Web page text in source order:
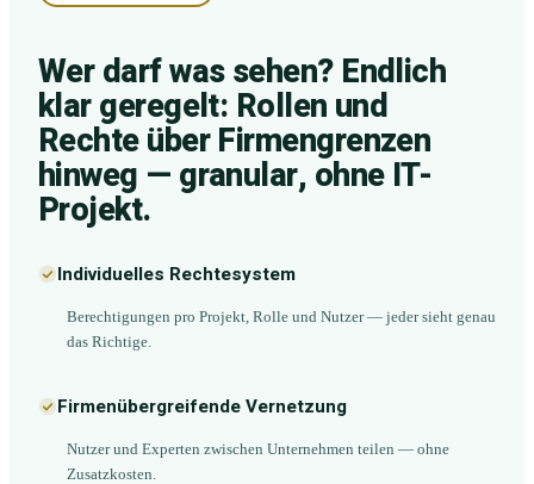
Wer darf was sehen? Endlich
klar geregelt: Rollen und
Rechte über Firmengrenzen
hinweg — granular, ohne IT-
Projekt.
Individuelles Rechtesystem
Berechtigungen pro Projekt, Rolle und Nutzer — jeder sieht genau
das Richtige.
Firmenübergreifende Vernetzung
Nutzer und Experten zwischen Unternehmen teilen — ohne
Zusatzkosten.